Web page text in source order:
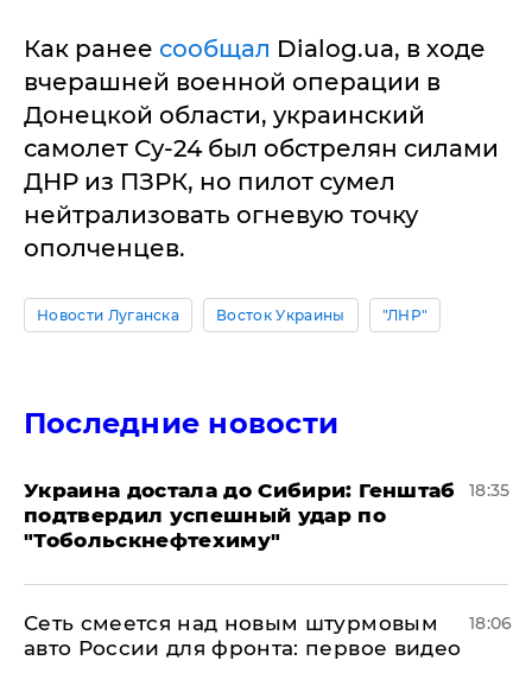
Как ранее сообщал Dialog.ua, в ходе
вчерашней военной операции в
Донецкой области, украинский
самолет Су-24 был обстрелян силами
ДНР из ПЗРК, но пилот сумел
нейтрализовать огневую точку
ополченцев.
Новости Луганска Восток Украины "ЛНР"
Последние новости
Украина достала до Сибири: Генштаб
подтвердил успешный удар по
"Тобольскнефтехиму"
18:35
Сеть смеется над новым штурмовым
авто России для фронта: первое видео
18:06